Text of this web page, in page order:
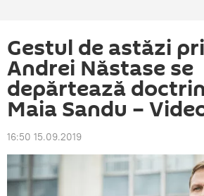
Gestul de astăzi
Andrei Năstase se
depărtează
Maia Sandu –
16:50 15.09.2019